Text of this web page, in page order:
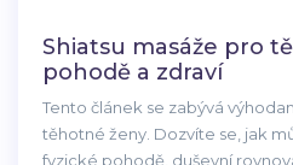
Shiatsu masáže pro
pohodě a zdraví
Tento článek se zabývá
těhotné ženy. Dozvíte se, jak
fyzické pohodě, duševní